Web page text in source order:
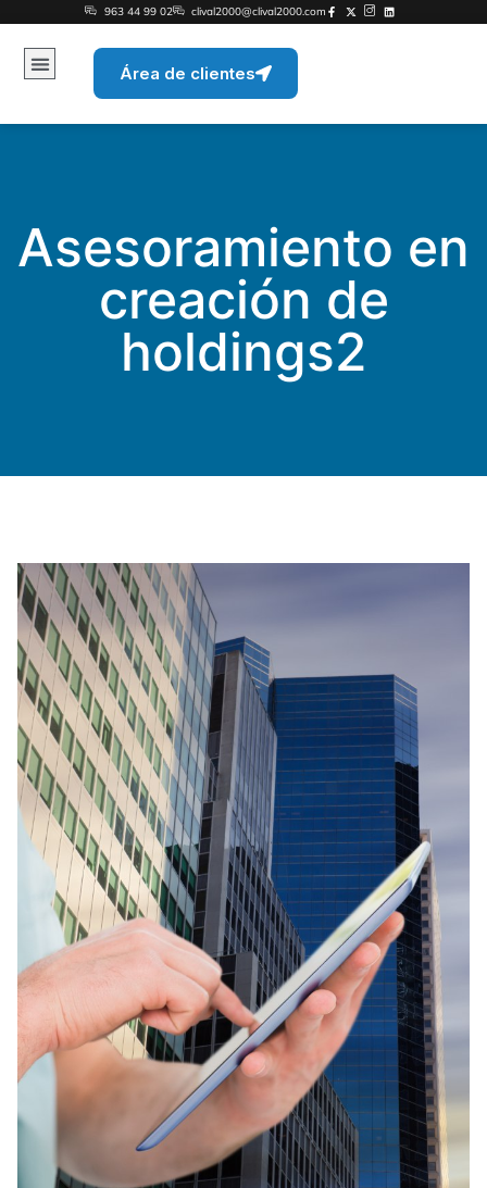
963 44 99 02 clival2000@clival2000.com
Área de clientes
Asesoramiento en
creación de
holdings2